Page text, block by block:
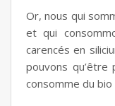
Or, nous qui
et qui
carencés en
pouvons qu’être
consomme du bio